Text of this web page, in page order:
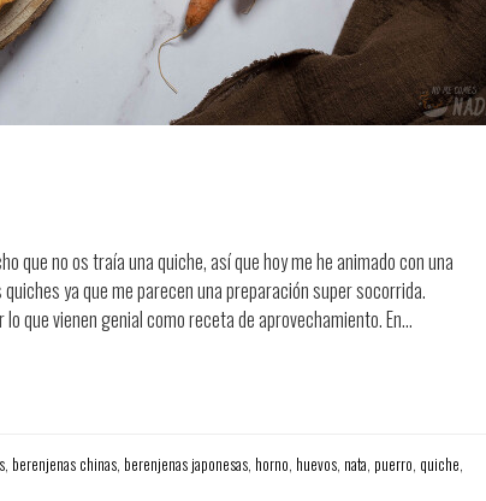
que no os traía una quiche, así que hoy me he animado con una
ya que me parecen una preparación super socorrida.
que vienen genial como receta de aprovechamiento. En…
, berenjenas chinas, berenjenas japonesas, horno, huevos, nata, puerro, quiche,